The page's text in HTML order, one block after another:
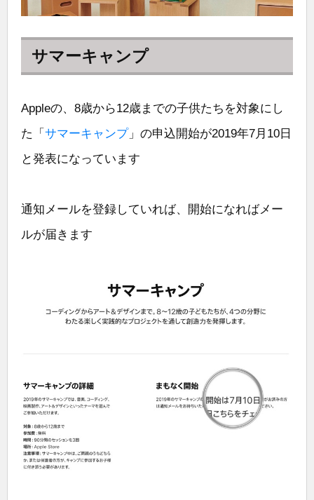
サマーキャンプ
Appleの、8歳から12歳までの子供たちを対象にし
た「 サマーキャンプ」の申込開始が2019年7月10日
と発表になっています
通知メールを登録していれば、開始になればメー
ルが届きます